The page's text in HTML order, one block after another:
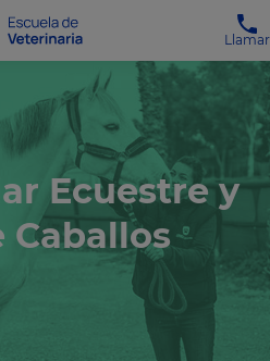
Llamar
Ecuestre y
Caballos